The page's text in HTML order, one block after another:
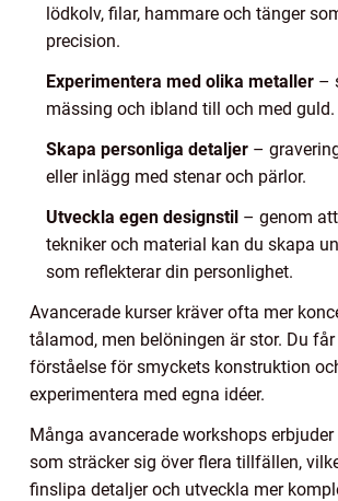
lödkolv, filar, hammare och tänger
precision.
Experimentera med olika metaller –
mässing och ibland till och med guld.
Skapa personliga detaljer –
eller inlägg med stenar och pärlor.
Utveckla egen designstil – genom
tekniker och material kan du skapa
som reflekterar din personlighet.
Avancerade kurser kräver ofta mer
tålamod, men belöningen är stor. Du
förståelse för smyckets konstruktion
experimentera med egna idéer.
Många avancerade workshops
som sträcker sig över flera tillfällen,
finslipa detaljer och utveckla mer